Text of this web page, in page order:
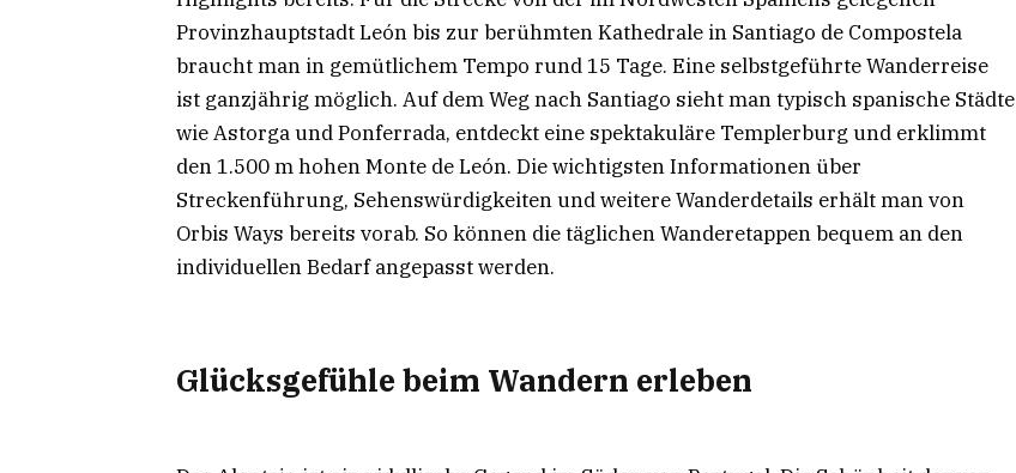
Provinzhauptstadt León bis zur berühmten Kathedrale in Santiago de Compostela
braucht man in gemütlichem Tempo rund 15 Tage. Eine selbstgeführte Wanderreise
ist ganzjährig möglich. Auf dem Weg nach Santiago sieht man typisch spanische Städte
wie Astorga und Ponferrada, entdeckt eine spektakuläre Templerburg und erklimmt
den 1.500 m hohen Monte de León. Die wichtigsten Informationen über
Streckenführung, Sehenswürdigkeiten und weitere Wanderdetails erhält man von
Orbis Ways bereits vorab. So können die täglichen Wanderetappen bequem an den
individuellen Bedarf angepasst werden.
Glücksgefühle beim Wandern erleben